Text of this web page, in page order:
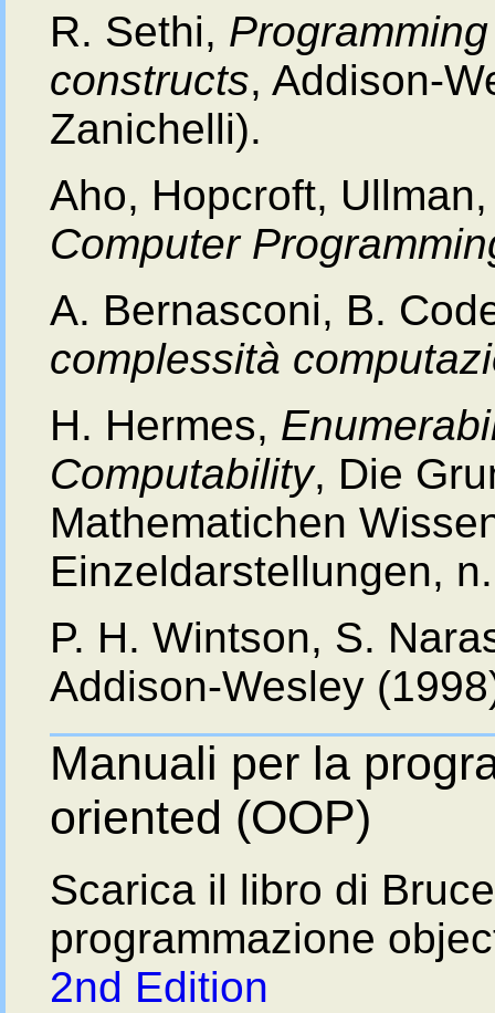
R. Sethi,
constructs, Addison-
Zanichelli).
Aho, Hopcroft,
Computer
A. Bernasconi, B.
complessità
H. Hermes,
Computability, Die
Mathematichen
Einzeldarstellungen,
P. H. Wintson, S.
Addison-Wesley
Manuali per la
oriented (OOP)
Scarica il libro di
programmazione
2nd Edition